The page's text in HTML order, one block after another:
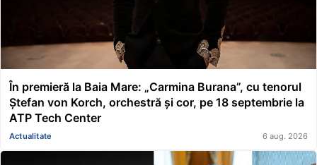
În premieră la Baia Mare: „Carmina Burana”, cu tenorul
Ștefan von Korch, orchestră și cor, pe 18 septembrie la
ATP Tech Center
Actualitate 6 aug. 2026